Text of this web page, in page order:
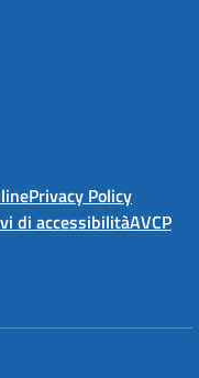
Privacy Policy
di accessibilitàAVCP